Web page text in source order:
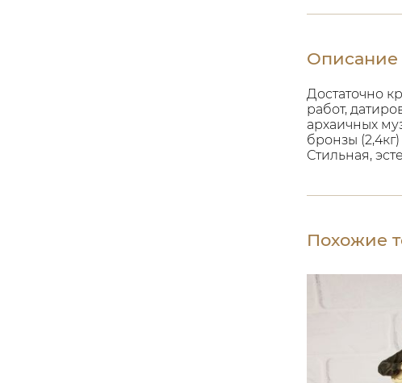
Описание
Достаточно
работ,
архаичных
бронзы (2,4кг)
Стильная,
Похожие